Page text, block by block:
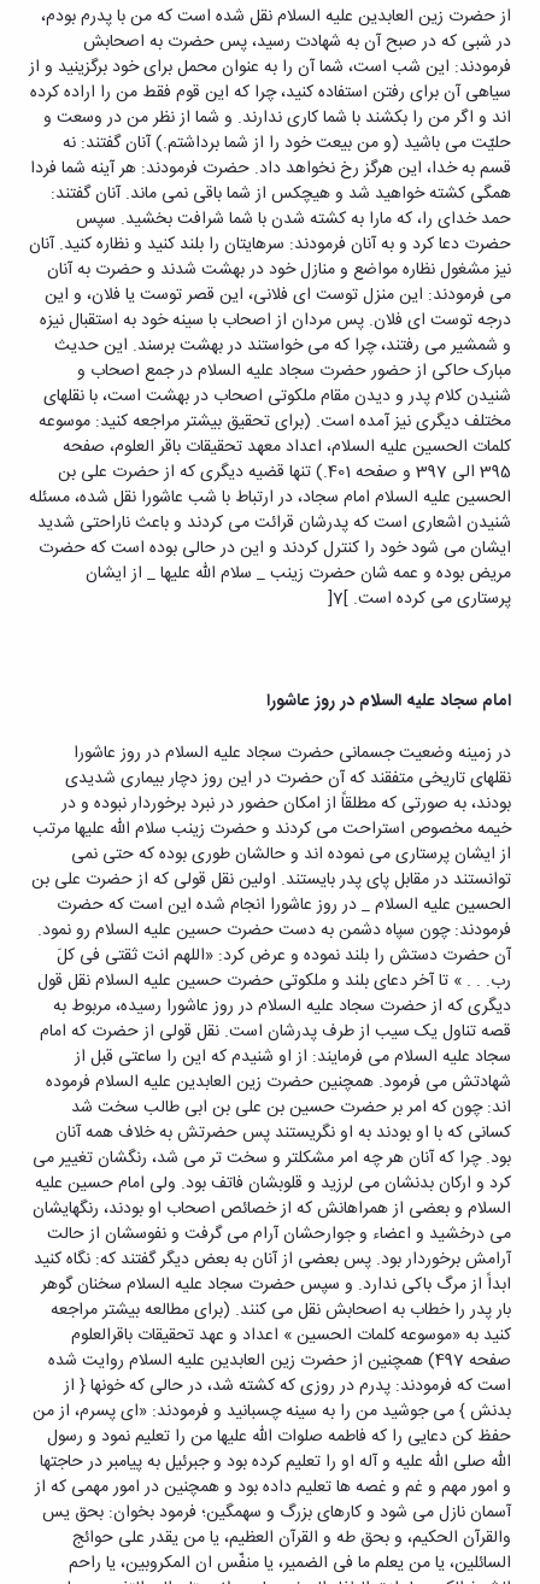
از حضرت زین العابدین علیه السلام نقل شده است که من با پدرم بودم،
در شبی که در صبح آن به شهادت رسید، پس حضرت به اصحابش
فرمودند: این شب است، شما آن را به عنوان محمل برای خود برگزینید و از
سیاهی آن برای رفتن استفاده کنید، چرا که این قوم فقط من را اراده کرده
اند و اگر من را بکشند با شما کاری ندارند. و شما از نظر من در وسعت و
حلیّت می باشید (و من بیعت خود را از شما برداشتم.) آنان گفتند: نه
قسم به خدا، این هرگز رخ نخواهد داد. حضرت فرمودند: هر آینه شما فردا
همگی کشته خواهید شد و هیچکس از شما باقی نمی ماند. آنان گفتند:
حمد خدای را، که مارا به کشته شدن با شما شرافت بخشید. سپس
حضرت دعا کرد و به آنان فرمودند: سرهایتان را بلند کنید و نظاره کنید. آنان
نیز مشغول نظاره مواضع و منازل خود در بهشت شدند و حضرت به آنان
می فرمودند: این منزل توست ای فلانی، این قصر توست یا فلان، و این
درجه توست ای فلان. پس مردان از اصحاب با سینه خود به استقبال نیزه
و شمشیر می رفتند، چرا که می خواستند در بهشت برسند. این حدیث
مبارک حاکی از حضور حضرت سجاد علیه السلام در جمع اصحاب و
شنیدن کلام پدر و دیدن مقام ملکوتی اصحاب در بهشت است، با نقلهای
مختلف دیگری نیز آمده است. (برای تحقیق بیشتر مراجعه کنید: موسوعه
کلمات الحسین علیه السلام، اعداد معهد تحقیقات باقر العلوم، صفحه
395 الی 397 و صفحه 401.) تنها قضیه دیگری که از حضرت علی بن
الحسین علیه السلام امام سجاد، در ارتباط با شب عاشورا نقل شده، مسئله
شنیدن اشعاری است که پدرشان قرائت می کردند و باعث ناراحتی شدید
ایشان می شود خود را کنترل کردند و این در حالی بوده است که حضرت
مریض بوده و عمه شان حضرت زینب _ سلام الله علیها _ از ایشان
پرستاری می کرده است. ]7[
امام سجاد علیه السلام در روز عاشورا
در زمینه وضعیت جسمانی حضرت سجاد علیه السلام در روز عاشورا
نقلهای تاریخی متفقند که آن حضرت در این روز دچار بیماری شدیدی
بودند، به صورتی که مطلقاً از امکان حضور در نبرد برخوردار نبوده و در
خیمه مخصوص استراحت می کردند و حضرت زینب سلام الله علیها مرتب
از ایشان پرستاری می نموده اند و حالشان طوری بوده که حتی نمی
توانستند در مقابل پای پدر بایستند. اولین نقل قولی که از حضرت علی بن
الحسین علیه السلام _ در روز عاشورا انجام شده این است که حضرت
فرمودند: چون سپاه دشمن به دست حضرت حسین علیه السلام رو نمود.
آن حضرت دستش را بلند نموده و عرض کرد: «اللهم انت ثقتی فی کلَ
رب. . . » تا آخر دعای بلند و ملکوتی حضرت حسین علیه السلام نقل قول
دیگری که از حضرت سجاد علیه السلام در روز عاشورا رسیده، مربوط به
قصه تناول یک سیب از طرف پدرشان است. نقل قولی از حضرت که امام
سجاد علیه السلام می فرمایند: از او شنیدم که این را ساعتی قبل از
شهادتش می فرمود. همچنین حضرت زین العابدین علیه السلام فرموده
اند: چون که امر بر حضرت حسین بن علی بن ابی طالب سخت شد
کسانی که با او بودند به او نگریستند پس حضرتش به خلاف همه آنان
بود. چرا که آنان هر چه امر مشکلتر و سخت تر می شد، رنگشان تغییر می
کرد و ارکان بدنشان می لرزید و قلوبشان فاتف بود. ولی امام حسین علیه
السلام و بعضی از همراهانش که از خصائص اصحاب او بودند، رنگهایشان
می درخشید و اعضاء و جوارحشان آرام می گرفت و نفوسشان از حالت
آرامش برخوردار بود. پس بعضی از آنان به بعض دیگر گفتند که: نگاه کنید
ابداً از مرگ باکی ندارد. و سپس حضرت سجاد علیه السلام سخنان گوهر
بار پدر را خطاب به اصحابش نقل می کنند. (برای مطالعه بیشتر مراجعه
کنید به «موسوعه کلمات الحسین » اعداد و عهد تحقیقات باقرالعلوم
صفحه 497) همچنین از حضرت زین العابدین علیه السلام روایت شده
است که فرمودند: پدرم در روزی که کشته شد، در حالی که خونها { از
بدنش } می جوشید من را به سینه چسبانید و فرمودند: «ای پسرم، از من
حفظ کن دعایی را که فاطمه صلوات الله علیها من را تعلیم نمود و رسول
الله صلی الله علیه و آله او را تعلیم کرده بود و جبرئیل به پیامبر در حاجتها
و امور مهم و غم و غصه ها تعلیم داده بود و همچنین در امور مهمی که از
آسمان نازل می شود و کارهای بزرگ و سهمگین؛ فرمود بخوان: بحق یس
والقرآن الحکیم، و بحق طه و القرآن العظیم، یا من یقدر علی حوائج
السائلین، یا من یعلم ما فی الضمیر، یا منفّس ان المکروبین، یا راحم